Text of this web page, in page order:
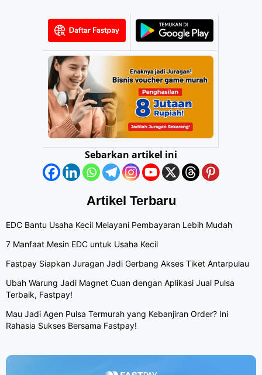
Sebarkan artikel ini
Artikel Terbaru
EDC Bantu Usaha Kecil Melayani Pembayaran Lebih Mudah
7 Manfaat Mesin EDC untuk Usaha Kecil
Fastpay Siapkan Juragan Jadi Gerbang Akses Tiket Antarpulau
Ubah Warung Jadi Magnet Cuan dengan Aplikasi Jual Pulsa
Terbaik, Fastpay!
Mau Jadi Agen Pulsa Termurah yang Kebanjiran Order? Ini
Rahasia Sukses Bersama Fastpay!